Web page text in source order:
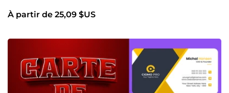
À partir de 25,09 $US